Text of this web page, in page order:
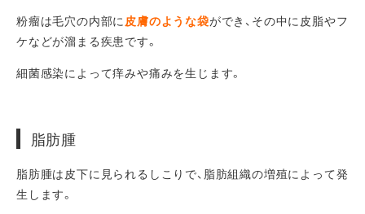
粉瘤は毛穴の内部に 皮膚のような袋ができ、その中に皮脂やフ
ケなどが溜まる疾患です。
細菌感染によって痒みや痛みを生じます。
脂肪腫
脂肪腫は皮下に見られるしこりで、脂肪組織の増殖によって発
生します。